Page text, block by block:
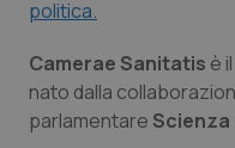
Lazio
Liguria
Diabete &
Disturbi
politica.
Camerae Sanitatis è
nato dalla
parlamentare Scienza